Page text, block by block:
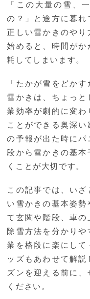
「この大量の雪、
の？」と途方に暮れ
正しい雪かきのや
始めると、時間がか
耗してしまいます。
「たかが雪をどか
雪かきは、ちょっ
業効率が劇的に変わ
ことができる奥深
の予報が出た時に
段から雪かきの基本
くことが大切です。
この記事では、い
い雪かきの基本姿勢
て玄関や階段、車
除雪方法を分かり
業を格段に楽にし
ッズもあわせて解
ズンを迎える前に
ください。